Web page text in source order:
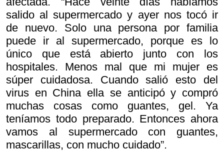
salido al supermercado y ayer nos tocó ir
de nuevo. Solo una persona por familia
puede ir al supermercado, porque es lo
único que está abierto junto con los
hospitales. Menos mal que mi mujer es
súper cuidadosa. Cuando salió esto del
virus en China ella se anticipó y compró
muchas cosas como guantes, gel. Ya
teníamos todo preparado. Entonces ahora
vamos al supermercado con guantes,
mascarillas, con mucho cuidado”.